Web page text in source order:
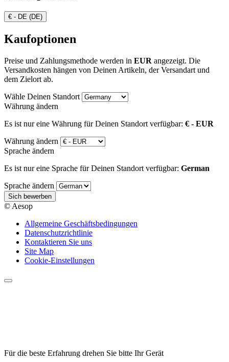
€ - DE (DE)
Kaufoptionen
Preise und Zahlungsmethode werden in EUR angezeigt. Die
Versandkosten hängen von Deinen Artikeln, der Versandart und
dem Zielort ab.
Wähle Deinen Standort
Währung ändern
Es ist nur eine Währung für Deinen Standort verfügbar: € - EUR
Währung ändern
Sprache ändern
Es ist nur eine Sprache für Deinen Standort verfügbar: German
Sprache ändern
Sich bewerben
© Aesop
Allgemeine Geschäftsbedingungen
Datenschutzrichtlinie
Kontaktieren Sie uns
Site Map
Cookie-Einstellungen
Für die beste Erfahrung drehen Sie bitte Ihr Gerät